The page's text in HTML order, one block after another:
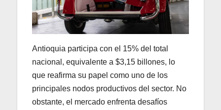
Antioquia participa con el 15% del total
nacional, equivalente a $3,15 billones, lo
que reafirma su papel como uno de los
principales nodos productivos del sector. No
obstante, el mercado enfrenta desafíos